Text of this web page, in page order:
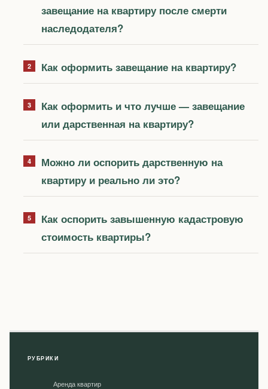
завещание на квартиру после смерти
наследодателя?
Как оформить завещание на квартиру?
Как оформить и что лучше — завещание
или дарственная на квартиру?
Можно ли оспорить дарственную на
квартиру и реально ли это?
Как оспорить завышенную кадастровую
стоимость квартиры?
РУБРИКИ
Аренда квартир